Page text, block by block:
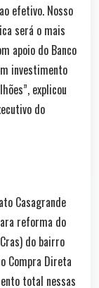
efetivo. Nosso
será o mais
apoio do Banco
investimento
explicou
do
Casagrande
reforma do
do bairro
Compra Direta
total nessas